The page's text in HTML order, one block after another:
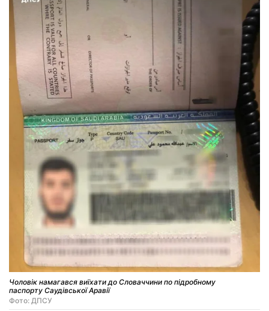
Чоловік намагався виїхати до Словаччини по підробному
паспорту Саудівської Аравії
Фото: ДПСУ